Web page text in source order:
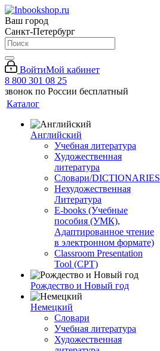
Ваш город
Санкт-Петербург
ВойтиМой кабинет
8 800 301 08 25
звонок по России бесплатный
Каталог
Английский
Учебная литература
Художественная
литература
Словари/DICTIONARIES
Нехудожественная
Литература
E-books (Учебные
пособия (УМК),
Адаптированное чтение
в электронном формате)
Classroom Presentation
Tool (CPT)
Рождество и Новый год
Немецкий
Словари
Учебная литература
Художественная